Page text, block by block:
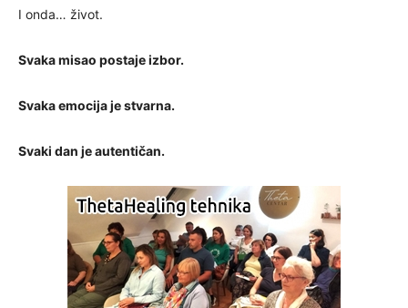
I onda… život.
Svaka misao postaje izbor.
Svaka emocija je stvarna.
Svaki dan je autentičan.